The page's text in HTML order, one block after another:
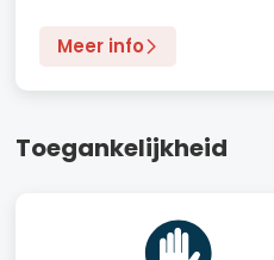
Meer info
Toegankelijkheid